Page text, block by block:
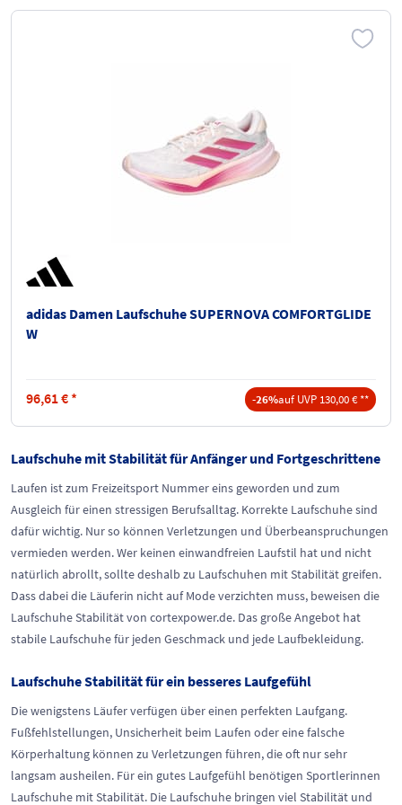
adidas Damen Laufschuhe SUPERNOVA COMFORTGLIDE
W
96,61€ * -26%auf UVP 130,00 € **
Laufschuhe mit Stabilität für Anfänger und Fortgeschrittene
Laufen ist zum Freizeitsport Nummer eins geworden und zum
Ausgleich für einen stressigen Berufsalltag. Korrekte Laufschuhe sind
dafür wichtig. Nur so können Verletzungen und Überbeanspruchungen
vermieden werden. Wer keinen einwandfreien Laufstil hat und nicht
natürlich abrollt, sollte deshalb zu Laufschuhen mit Stabilität greifen.
Dass dabei die Läuferin nicht auf Mode verzichten muss, beweisen die
Laufschuhe Stabilität von cortexpower.de. Das große Angebot hat
stabile Laufschuhe für jeden Geschmack und jede Laufbekleidung.
Laufschuhe Stabilität für ein besseres Laufgefühl
Die wenigstens Läufer verfügen über einen perfekten Laufgang.
Fußfehlstellungen, Unsicherheit beim Laufen oder eine falsche
Körperhaltung können zu Verletzungen führen, die oft nur sehr
langsam ausheilen. Für ein gutes Laufgefühl benötigen Sportlerinnen
Laufschuhe mit Stabilität. Die Laufschuhe bringen viel Stabilität und